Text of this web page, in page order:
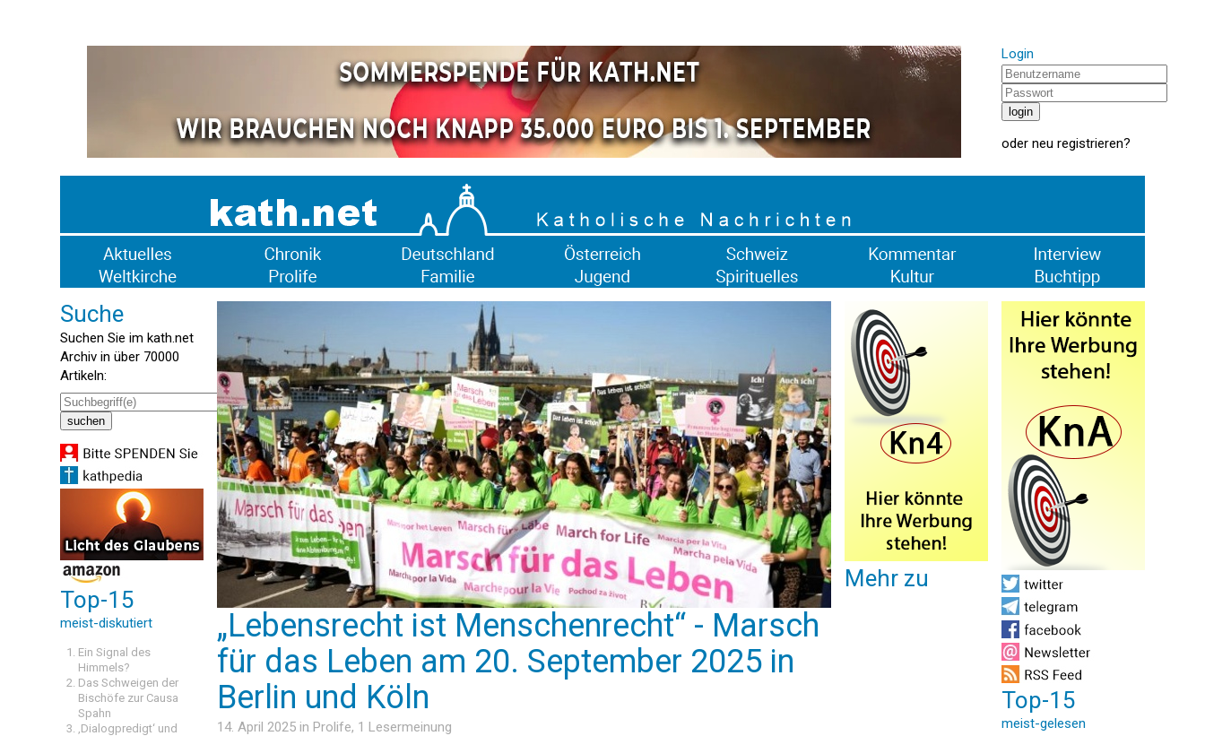
Login
oder neu registrieren?
Suche
Suchen Sie im kath.net
Archiv in über 70000
Artikeln:
Top-15
meist-diskutiert
Ein Signal des
Himmels?
Das Schweigen der
Bischöfe zur Causa
Spahn
‚Dialogpredigt‘ und
„Lebensrecht ist Menschenrecht“ - Marsch
für das Leben am 20. September 2025 in
Berlin und Köln
14. April 2025 in Prolife, 1 Lesermeinung
Mehr zu
Top-15
meist-gelesen